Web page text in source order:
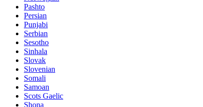
Pashto
Persian
Punjabi
Serbian
Sesotho
Sinhala
Slovak
Slovenian
Somali
Samoan
Scots Gaelic
Shona